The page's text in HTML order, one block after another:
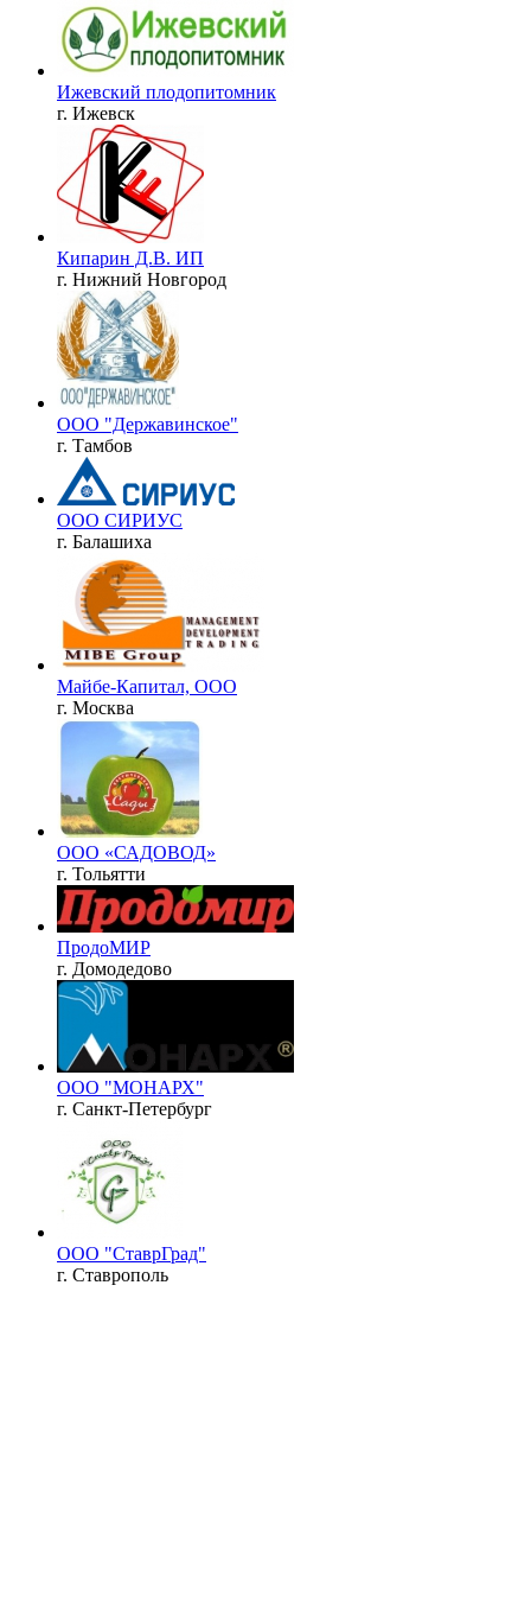
Ижевский плодопитомник
г. Ижевск
Кипарин Д.В. ИП
г. Нижний Новгород
ООО "Державинское"
г. Тамбов
ООО СИРИУС
г. Балашиха
Майбе-Капитал, ООО
г. Москва
ООО «САДОВОД»
г. Тольятти
ПродоМИР
г. Домодедово
ООО "МОНАРХ"
г. Санкт-Петербург
ООО "СтаврГрад"
г. Ставрополь